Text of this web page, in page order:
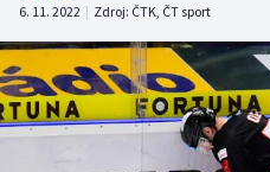
DALŠÍ SPORTY
Americký fotbal
6. 11. 2022 | Zdroj: ČTK, ČT sport